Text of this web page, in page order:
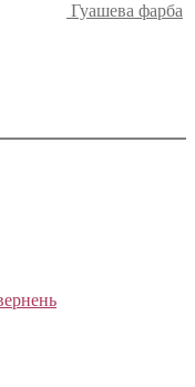
Гуашева фарба